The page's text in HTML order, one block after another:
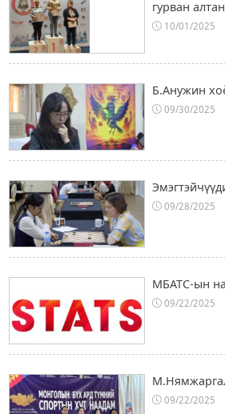
гурван
10/01/2025
Б.Анужин
09/30/2025
09/28/2025
МБАТС-ын
09/22/2025
09/22/2025